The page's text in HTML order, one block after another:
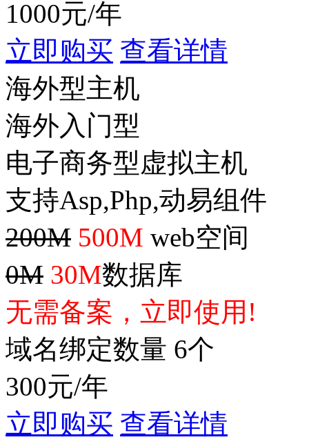
1000元/年
立即购买 查看详情
海外型主机
海外入门型
电子商务型虚拟主机
支持Asp,Php,动易组件
200M 500M web空间
0M 30M数据库
无需备案，立即使用!
域名绑定数量 6个
300元/年
立即购买 查看详情